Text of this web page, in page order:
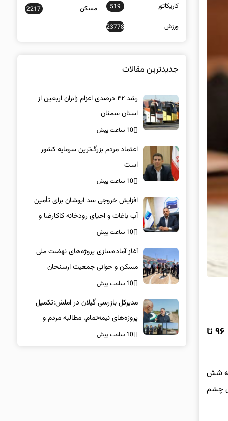
، پرتو برهان‌پور، وکیل دادگستری خبر از آزادی سید مهدی موسویان، جوان ۳۲ ساله که از دی ماه ۹۶ تا
پرونده سید مهدی موسویان، جوان ۳۲ ساله‌ای که شش
چشم
کاریکاتور 519 مسکن 2217
ورزش 23778
جدیدترین مقالات
رشد ۴۲ درصدی اعزام زائران اربعین از
استان سمنان
10 ساعت پیش
اعتماد مردم بزرگ‌ترین سرمایه کشور
است
10 ساعت پیش
افزایش خروجی سد ایوشان برای تأمین
آب باغات و احیای رودخانه‌ کاکارضا و
کشکان
10 ساعت پیش
آغاز آماده‌سازی پروژه‌های نهضت ملی
مسکن و جوانی جمعیت ارسنجان
10 ساعت پیش
مدیرکل بازرسی گیلان در املش:تکمیل
پروژه‌های نیمه‌تمام، مطالبه مردم و
مصداق حقوق عامه است
10 ساعت پیش